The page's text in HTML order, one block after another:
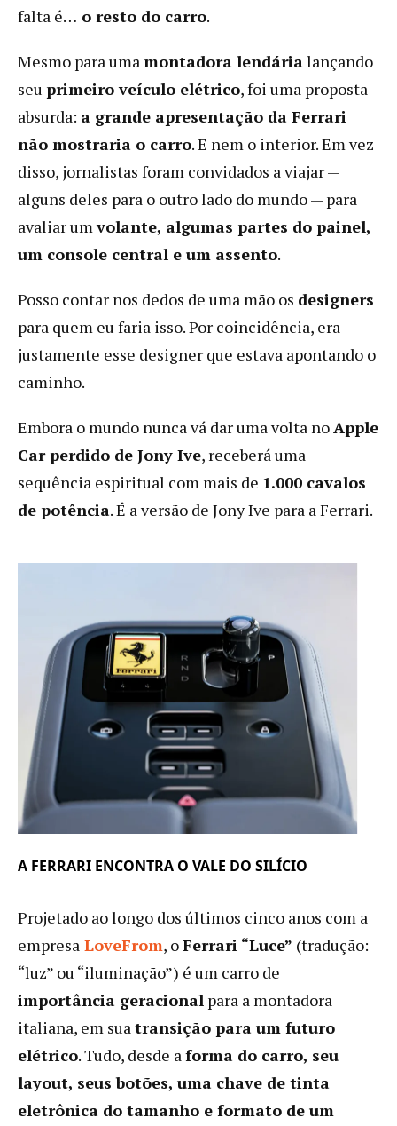
falta é… o resto do carro.
Mesmo para umamontadora lendárialançando
seu primeiro veículo elétrico, foi uma proposta
absurda: a grande apresentação da Ferrari
não mostraria o carro. E nem o interior. Em vez
disso, jornalistas foram convidados a viajar —
alguns deles para o outro lado do mundo — para
avaliar umvolante, algumas partes do painel,
um console central e um assento.
Posso contar nos dedos de uma mão os designers
para quem eu faria isso. Por coincidência, era
justamente esse designer que estava apontando o
caminho.
Embora o mundo nunca vá dar uma volta noApple
Car perdido de Jony Ive, receberá uma
sequência espiritual com mais de 1.000 cavalos
de potência. É a versão de Jony Ive para a Ferrari.
A FERRARI ENCONTRA O VALE DO SILÍCIO
Projetado ao longo dos últimos cinco anos com a
empresa LoveFrom, oFerrari “Luce” (tradução:
“luz” ou “iluminação”) é um carro de
importância geracional para a montadora
italiana, em suatransição para um futuro
elétrico. Tudo, desde aforma do carro, seu
layout, seus botões, uma chave de tinta
eletrônica do tamanho e formato de um